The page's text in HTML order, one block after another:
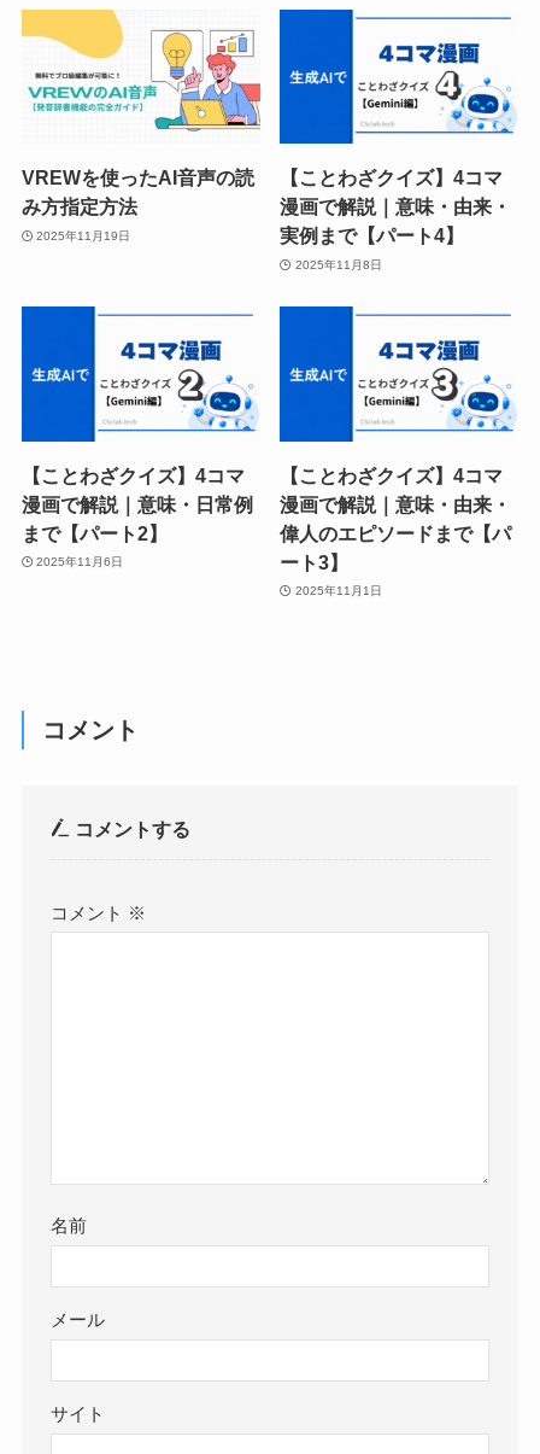
VREWを使ったAI音声の読
み方指定方法
2025年11月19日
【ことわざクイズ】4コマ
漫画で解説｜意味・由来・
実例まで【パート4】
2025年11月8日
【ことわざクイズ】4コマ
漫画で解説｜意味・日常例
まで【パート2】
2025年11月6日
【ことわざクイズ】4コマ
漫画で解説｜意味・由来・
偉人のエピソードまで【パ
ート3】
2025年11月1日
コメント
コメントする
コメント ※
名前
メール
サイト